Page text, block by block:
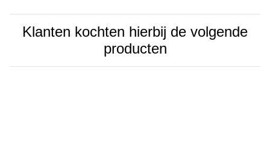
Klanten kochten hierbij de volgende
producten